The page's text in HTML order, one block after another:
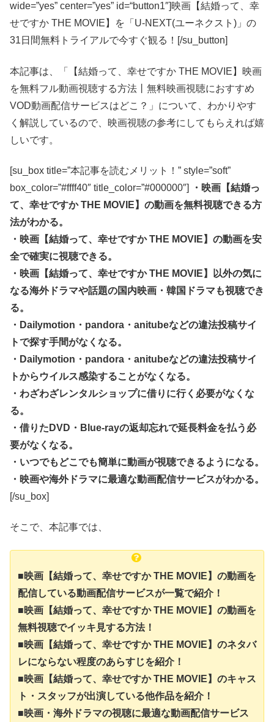
wide=”yes” center=”yes” id=“button1″]映画【結婚って、幸
せですか THE MOVIE】を「U-NEXT(ユーネクスト)」の
31日間無料トライアルで今すぐ観る！[/su_button]
本記事は、「【結婚って、幸せですか THE MOVIE】映画
を無料フル動画視聴する方法丨無料映画視聴におすすめ
VOD動画配信サービスはどこ？」について、わかりやす
く解説しているので、映画視聴の参考にしてもらえれば嬉
しいです。
[su_box title=”本記事を読むメリット！” style=”soft”
box_color=”#ffff40″ title_color=”#000000″]
・映画【結婚っ
て、幸せですか THE MOVIE】の動画を無料視聴できる方
法がわかる。
・映画【結婚って、幸せですか THE MOVIE】の動画を安
全で確実に視聴できる。
・映画【結婚って、幸せですか THE MOVIE】以外の気に
なる海外ドラマや話題の国内映画・韓国ドラマも視聴でき
る。
・Dailymotion・pandora・anitubeなどの違法投稿サイ
トで探す手間がなくなる。
・Dailymotion・pandora・anitubeなどの違法投稿サイ
トからウイルス感染することがなくなる。
・わざわざレンタルショップに借りに行く必要がなくな
る。
・借りたDVD・Blue-rayの返却忘れで延長料金を払う必
要がなくなる。
・いつでもどこでも簡単に動画が視聴できるようになる。
・映画や海外ドラマに最適な動画配信サービスがわかる。
[/su_box]
そこで、本記事では、
■映画【結婚って、幸せですか THE MOVIE】の動画を
配信している動画配信サービスが一覧で紹介！
■映画【結婚って、幸せですか THE MOVIE】の動画を
無料視聴でイッキ見する方法！
■映画【結婚って、幸せですか THE MOVIE】のネタバ
レにならない程度のあらすじを紹介！
■映画【結婚って、幸せですか THE MOVIE】のキャス
ト・スタッフが出演している他作品を紹介！
■映画・海外ドラマの視聴に最適な動画配信サービス